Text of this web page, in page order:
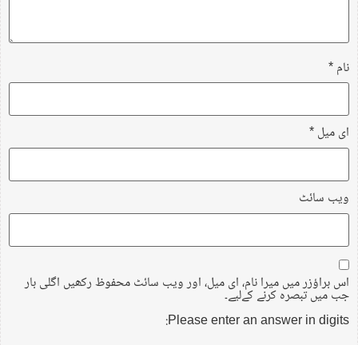
نام*
ای میل*
ویب‌ سائٹ
اس براؤزر میں میرا نام، ای میل، اور ویب سائٹ محفوظ رکھیں اگلی بار
جب میں تبصرہ کرنے کےلیے۔
Please enter an answer in digits: